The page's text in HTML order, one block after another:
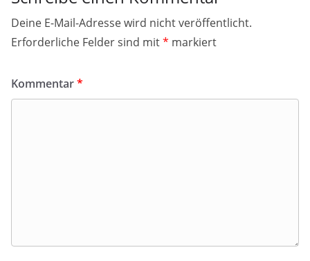
Deine E-Mail-Adresse wird nicht veröffentlicht.
Erforderliche Felder sind mit* markiert
Kommentar*